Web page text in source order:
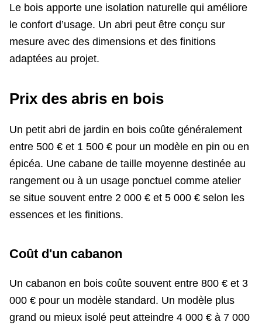
Le bois apporte une isolation naturelle qui améliore
le confort d’usage. Un abri peut être conçu sur
mesure avec des dimensions et des finitions
adaptées au projet.
Prix des abris en bois
Un petit abri de jardin en bois coûte généralement
entre 500 € et 1 500 € pour un modèle en pin ou en
épicéa. Une cabane de taille moyenne destinée au
rangement ou à un usage ponctuel comme atelier
se situe souvent entre 2 000 € et 5 000 € selon les
essences et les finitions.
Coût d'un cabanon
Un cabanon en bois coûte souvent entre 800 € et 3
000 € pour un modèle standard. Un modèle plus
grand ou mieux isolé peut atteindre 4 000 € à 7 000